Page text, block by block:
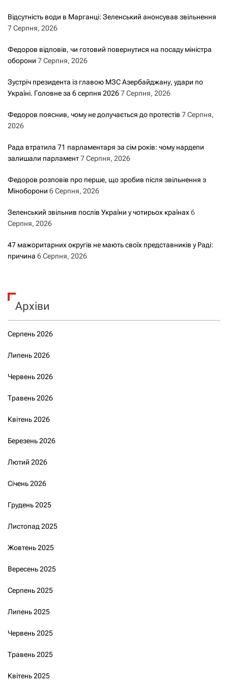
Відсутність води в Марганці: Зеленський анонсував звільнення
7 Серпня, 2026
Федоров відповів, чи готовий повернутися на посаду міністра
оборони 7 Серпня, 2026
Зустріч президента із главою МЗС Азербайджану, удари по
Україні. Головне за 6 серпня 20267 Серпня, 2026
Федоров пояснив, чому не долучається до протестів 7 Серпня,
2026
Рада втратила 71 парламентаря за сім років: чому нардепи
залишали парламент7 Серпня, 2026
Федоров розповів про перше, що зробив після звільнення з
Міноборони 6 Серпня, 2026
Зеленський звільнив послів України у чотирьох країнах 6
Серпня, 2026
47 мажоритарних округів не мають своїх представників у Раді:
причина 6 Серпня, 2026
Архіви
Серпень 2026
Липень 2026
Червень 2026
Травень 2026
Квітень 2026
Березень 2026
Лютий 2026
Січень 2026
Грудень 2025
Листопад 2025
Жовтень 2025
Вересень 2025
Серпень 2025
Липень 2025
Червень 2025
Травень 2025
Квітень 2025